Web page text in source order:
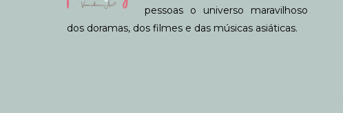
pessoas o universo maravilhoso
dos doramas, dos filmes e das músicas asiáticas.